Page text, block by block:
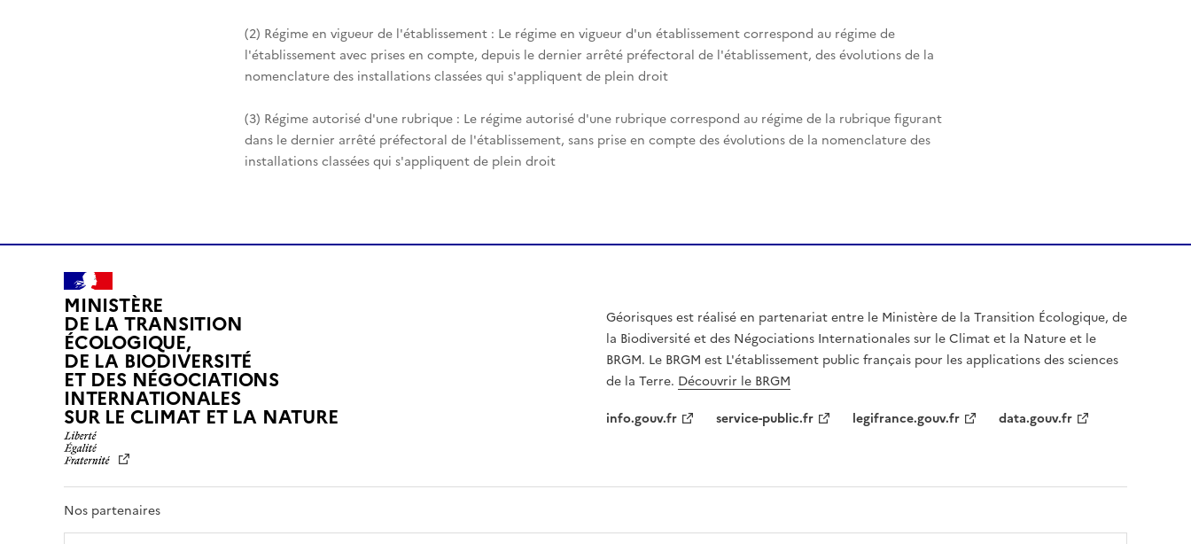
(2) Régime en vigueur de l'établissement : Le régime en vigueur d'un établissement correspond au régime de
l'établissement avec prises en compte, depuis le dernier arrêté préfectoral de l'établissement, des évolutions de la
nomenclature des installations classées qui s'appliquent de plein droit
(3) Régime autorisé d'une rubrique : Le régime autorisé d'une rubrique correspond au régime de la rubrique figurant
dans le dernier arrêté préfectoral de l'établissement, sans prise en compte des évolutions de la nomenclature des
installations classées qui s'appliquent de plein droit
MINISTÈRE
DE LA TRANSITION
ÉCOLOGIQUE,
DE LA BIODIVERSITÉ
ET DES NÉGOCIATIONS
INTERNATIONALES
SUR LE CLIMAT ET LA NATUREL
R
É
Géorisques est réalisé en partenariat entre le Ministère de la Transition Écologique, de
la Biodiversité et des Négociations Internationales sur le Climat et la Nature et le
BRGM. Le BRGM est L'établissement public français pour les applications des sciences
de la Terre. Découvrir le BRGM
info.gouv.fr
service-public.fr legifrance.gouv.fr data.gouv.fr
Nos partenaires